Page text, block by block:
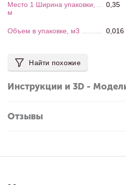
Место 1 Ширина упаковки,
м
0,35
Объем в упаковке, м3 0,016
Найти похожие
Инструкции и 3D -
Отзывы